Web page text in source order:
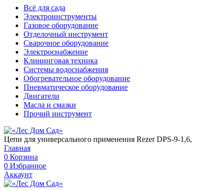
Всё для сада
Электроинструменты
Газовое оборудование
Отделочный инструмент
Сварочное оборудование
Электроснабжение
Клининговая техника
Системы водоснабжения
Обогревательное оборудование
Пневматическое оборудование
Двигатели
Масла и смазки
Прочий инструмент
Цепи для универсального применения Rezer DPS-9-1,6,
Главная
0 Корзина
0 Избранное
Аккаунт